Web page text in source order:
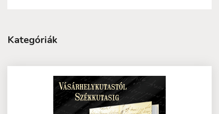
Kategóriák